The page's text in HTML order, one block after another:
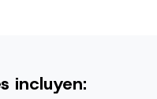
incluyen: